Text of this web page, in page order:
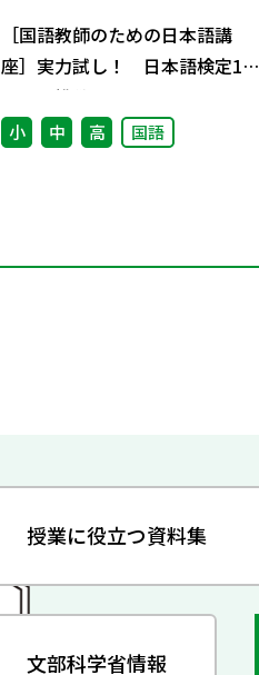
［国語教師のための日本語講
座］実力試し！ 日本語検定1級
問題に挑戦！
小 中 高 国語
授業に役立つ資料集
文部科学省情報